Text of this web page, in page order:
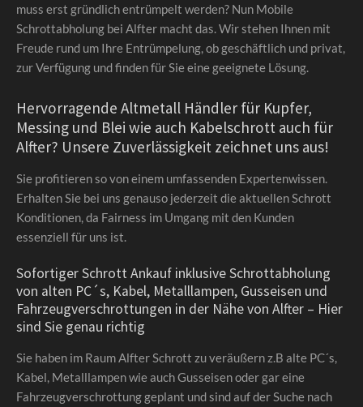
muss erst gründlich entrümpelt werden? Nun Mobile
Schrottabholung bei Alfter macht das. Wir stehen Ihnen mit
Freude rund um Ihre Entrümpelung, ob geschäftlich und privat,
zur Verfügung und finden für Sie eine geeignete Lösung.
Hervorragende Altmetall Händler für Kupfer,
Messing und Blei wie auch Kabelschrott auch für
Alfter? Unsere Zuverlässigkeit zeichnet uns aus!
Sie profitieren so von einem umfassenden Expertenwissen.
Erhalten Sie bei uns genauso jederzeit die aktuellen Schrott
Konditionen, da Fairness im Umgang mit den Kunden
essenziell für uns ist.
Sofortiger Schrott Ankauf inklusive Schrottabholung
von alten PC´s, Kabel, Metalllampen, Gusseisen und
Fahrzeugverschrottungen in der Nähe von Alfter – Hier
sind Sie genau richtig
Sie haben im Raum Alfter Schrott zu veräußern z.B alte PC´s,
Kabel, Metalllampen wie auch Gusseisen oder gar eine
Fahrzeugverschrottung geplant und sind auf der Suche nach